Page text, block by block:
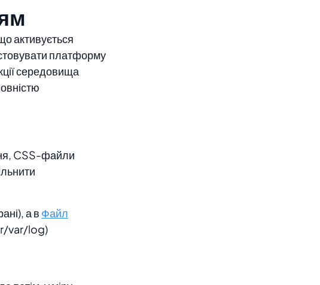
активується
платформу
середовища
CSS-файли
а в Файл
var/log)